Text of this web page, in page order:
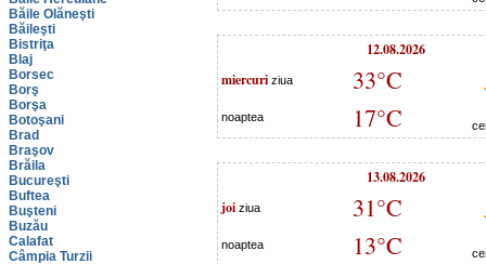
Băile Olăneşti
Băileşti
Bistriţa
Blaj
Borsec
Borş
Borşa
Botoşani
Brad
Braşov
Brăila
Bucureşti
Buftea
Buşteni
Buzău
Calafat
Câmpia Turzii
12.08.2026
miercuri ziua 33°C
noaptea 17°C
13.08.2026
joi ziua 31°C
noaptea 13°C